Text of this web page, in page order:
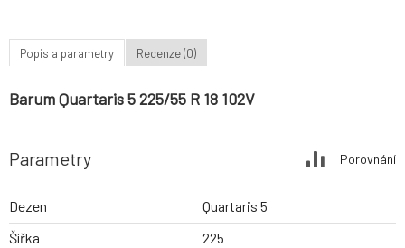
Popis a parametry Recenze (0)
Barum Quartaris 5 225/55 R 18 102V
Parametry Porovnání
Dezen
Quartaris 5
Šířka
225